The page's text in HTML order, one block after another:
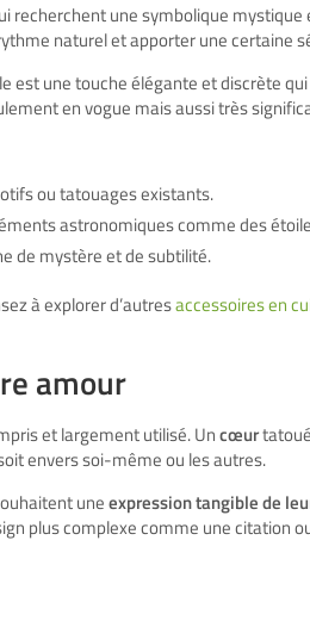
recherchent une symbolique
naturel et apporter une certaine
est une touche élégante et discrète
en vogue mais aussi très
ou tatouages existants.
astronomiques comme des
de mystère et de subtilité.
à explorer d’autresaccessoires en
amour
et largement utilisé. Uncœur
envers soi-même ou les autres.
uneexpression tangible de
plus complexe comme une citation